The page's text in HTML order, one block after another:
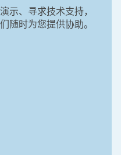
示、寻求技术支持，
随时为您提供协助。